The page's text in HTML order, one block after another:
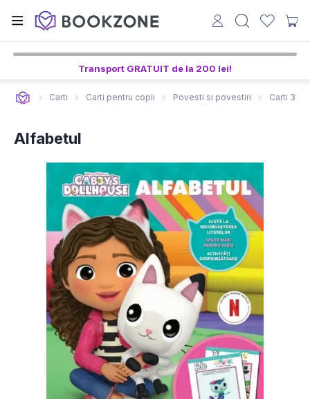
Transport GRATUIT de la 200 lei!
Carti Carti pentru copii Povesti si povestiri Carti 3-5
Alfabetul